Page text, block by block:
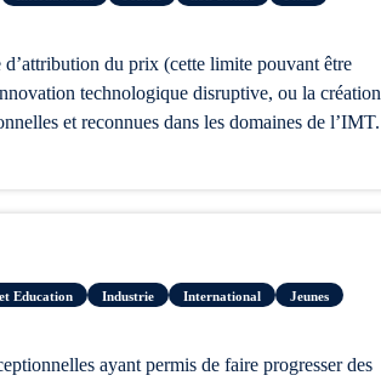
technologique disruptive, ou la création
et reconnues dans les domaines de l’IMT.
Education Industrie International
Jeunes